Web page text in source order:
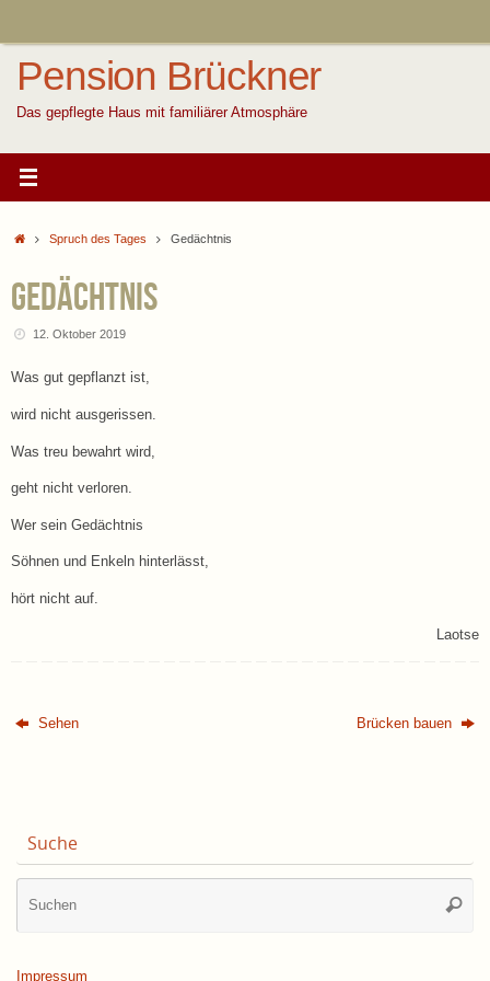
Pension Brückner
Das gepflegte Haus mit familiärer Atmosphäre
StartSpruch des Tages Gedächtnis
Gedächtnis
12. Oktober 2019
Was gut gepflanzt ist,
wird nicht ausgerissen.
Was treu bewahrt wird,
geht nicht verloren.
Wer sein Gedächtnis
Söhnen und Enkeln hinterlässt,
hört nicht auf.
Laotse
Sehen Brücken bauen
Suche
Impressum